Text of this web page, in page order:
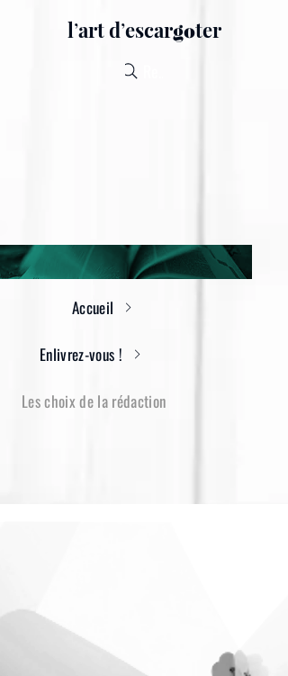
lʼart dʼescargoter
Accueil
Enlivrez-vous !
Les choix de la rédaction